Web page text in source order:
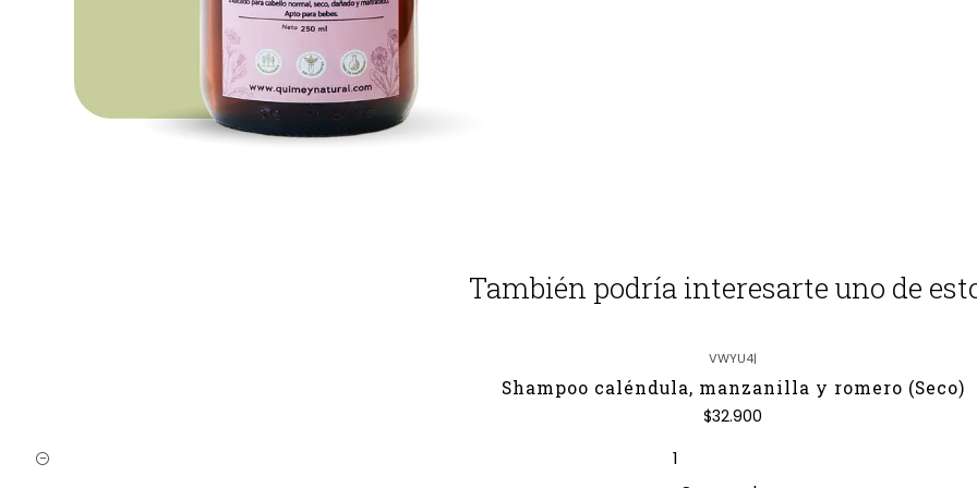
También podría interesarte uno de
VWYU4|
Shampoo caléndula, manzanilla y romero (Seco)
$32.900
Cantidad